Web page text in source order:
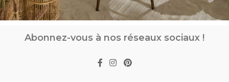
Abonnez-vous à nos réseaux sociaux !